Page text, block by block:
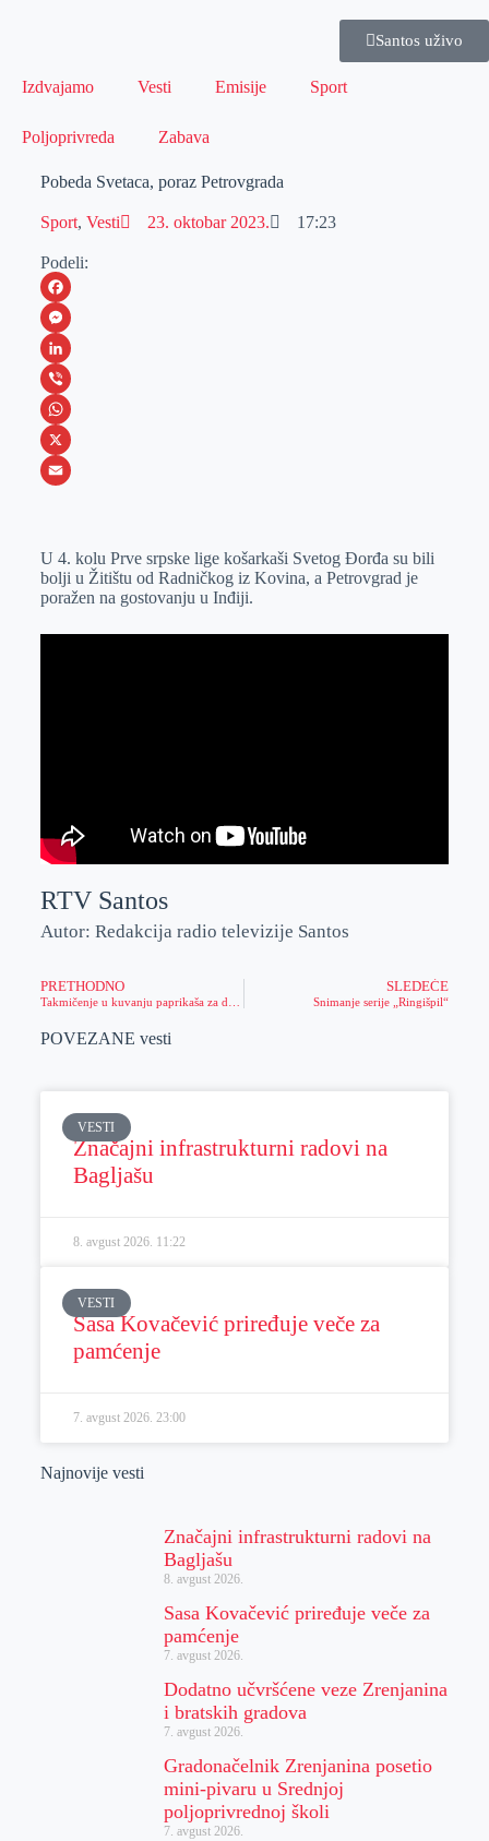
Santos uživo
Izdvajamo Vesti Emisije Sport
Poljoprivreda Zabava
Pobeda Svetaca, poraz Petrovgrada
Sport, Vesti 23. oktobar 2023. 17:23
Podeli:
F
a
c
e
b
o
M
e
s
s
e
e
r
L
i
n
k
I
n
V
i
b
W
h
s
A
X
a
i
U 4. kolu Prve srpske lige košarkaši Svetog Đorđa su bili
bolji u Žitištu od Radničkog iz Kovina, a Petrovgrad je
poražen na gostovanju u Inđiji.
RTV Santos
Autor: Redakcija radio televizije Santos
PRETHODNO SLEDEĆE
Snimanje serije „Ringišpil“
POVEZANE vesti
VESTI
Značajni infrastrukturni radovi na
Bagljašu
8. avgust 2026. 11:22
VESTI
Sasa Kovačević priređuje veče za
pamćenje
7. avgust 2026. 23:00
Najnovije vesti
Značajni infrastrukturni radovi na
Bagljašu
8. avgust 2026.
Sasa Kovačević priređuje veče za
pamćenje
7. avgust 2026.
Dodatno učvršćene veze Zrenjanina
i bratskih gradova
7. avgust 2026.
Gradonačelnik Zrenjanina posetio
mini-pivaru u Srednjoj
poljoprivrednoj školi
7. avgust 2026.